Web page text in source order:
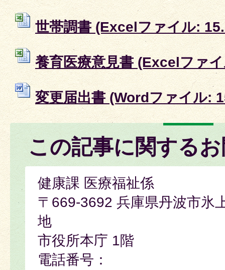
世帯調書 (Excelファイル:
養育医療意見書 (Excelファ
変更届出書 (Wordファイル:
この記事に関する
健康課 医療福祉係
〒669-3692 兵庫県丹波市氷
地
市役所本庁 1階
電話番号：